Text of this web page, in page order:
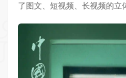
了图文、短视频、长视频的立